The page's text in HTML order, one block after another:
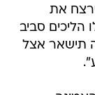
את
הליכים סביב
תישאר אצל